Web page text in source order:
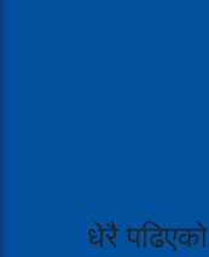
धेरै पढिएको